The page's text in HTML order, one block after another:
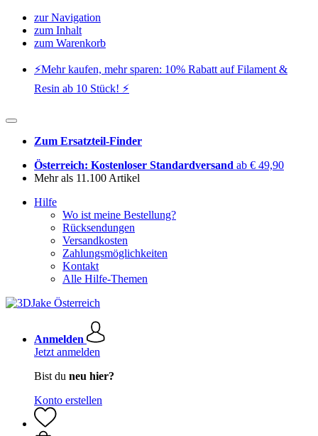
zur Navigation
zum Inhalt
zum Warenkorb
⚡️Mehr kaufen, mehr sparen: 10% Rabatt auf Filament &
Resin ab 10 Stück! ⚡️
Zum Ersatzteil-Finder
Österreich: Kostenloser Standardversand ab € 49,90
Mehr als 11.100 Artikel
Hilfe
Wo ist meine Bestellung?
Rücksendungen
Versandkosten
Zahlungsmöglichkeiten
Kontakt
Alle Hilfe-Themen
Anmelden
Jetzt anmelden
Bist du neu hier?
Konto erstellen